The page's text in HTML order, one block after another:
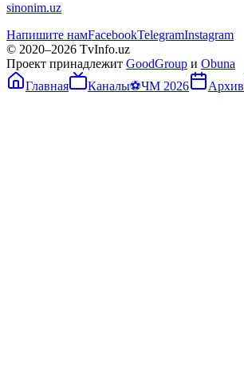
sinonim.uz
Напишите намFacebookTelegramInstagram
© 2020–2026 TvInfo.uz
Проект принадлежит GoodGroup и Obuna
Главная
Каналы⚽ЧМ 2026 Архив